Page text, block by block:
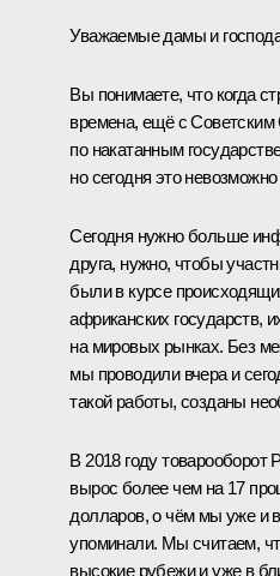
Уважаемые дамы и
Вы понимаете, что когда
времена, ещё с
по накатанным
но сегодня это
Сегодня нужно больше
друга, нужно, чтобы
были в курсе
африканских государств,
на мировых рынках. Без
мы проводили вчера и
такой работы, созданы
В 2018 году товарооборот
вырос более чем на 17
долларов, о чём мы уже и
упоминали. Мы считаем,
высокие рубежи и уже в